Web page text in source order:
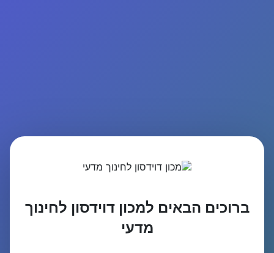
ברוכים הבאים למכון דוידסון לחינוך
מדעי